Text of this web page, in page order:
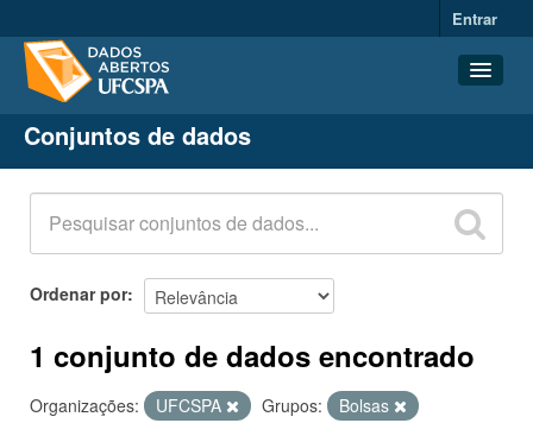
Entrar
Conjuntos de dados
Organizações
Grupos
Sobre
Conjuntos de dados
Ordenar por
1 conjunto de dados encontrado
Organizações: UFCSPA Grupos:
Bolsas